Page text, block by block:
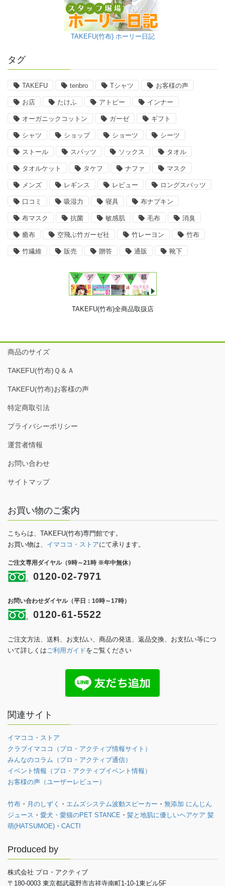
TAKEFU(竹布) ホーリー日記
タグ
TAKEFU tenbro Tシャツ お客様の声
お店 たけふ アトピー インナー
オーガニックコットン ガーゼ ギフト
シャツ ショップ ショーツ シーツ
ストール スパッツ ソックス タオル
タオルケット タケフ ナファ マスク
メンズ レギンス レビュー ロングスパッツ
口コミ 吸湿力 寝具 布ナプキン
布マスク 抗菌 敏感肌 毛布 消臭
癒布 空飛ぶ竹ガーゼ社 竹レーヨン 竹布
竹繊維 販売 贈答 通販 靴下
TAKEFU(竹布)全商品取扱店
商品のサイズ
TAKEFU(竹布)Ｑ＆Ａ
TAKEFU(竹布)お客様の声
特定商取引法
プライバシーポリシー
運営者情報
お問い合わせ
サイトマップ
お買い物のご案内
こちらは、TAKEFU(竹布)専門館です。
お買い物は、 イマココ・ストアにて承ります。
ご注文専用ダイヤル（9時～21時 ※年中無休）
0120-02-7971
お問い合わせダイヤル（平日：10時～17時）
0120-61-5522
ご注文方法、送料、お支払い、商品の発送、返品交換、お支払い等につ
いて詳しくは ご利用ガイドをご覧ください
関連サイト
イマココ・ストア
クラブイマココ（プロ・アクティブ情報サイト）
みんなのコラム（プロ・アクティブ通信）
イベント情報（プロ・アクティブイベント情報）
お客様の声（ユーザーレビュー）
竹布 ・ 月のしずく ・ エムズシステム波動スピーカー ・ 無添加 にんじん
ジュース ・ 愛犬・愛猫のPET STANCE ・ 髪と地肌に優しいヘアケア 髪
萌(HATSUMOE) ・ CACTI
Produced by
株式会社 プロ・アクティブ
〒180-0003 東京都武蔵野市吉祥寺南町1-10-1東ビル5F